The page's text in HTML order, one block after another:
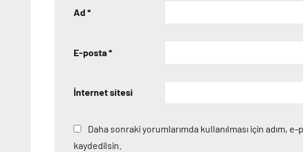
Ad*
E-posta*
İnternet sitesi
Daha sonraki yorumlarımda kullanılması için adım,
kaydedilsin.